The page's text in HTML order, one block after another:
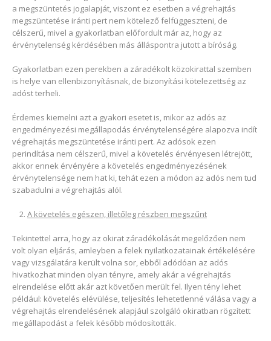
a megszüntetés jogalapját, viszont ez esetben a végrehajtás
megszüntetése iránti pert nem kötelező felfüggeszteni, de
célszerű, mivel a gyakorlatban előfordult már az, hogy az
érvénytelenség kérdésében más álláspontra jutott a bíróság.
Gyakorlatban ezen perekben a záradékolt közokirattal szemben
is helye van ellenbizonyításnak, de bizonyítási kötelezettség az
adóst terheli.
Érdemes kiemelni azt a gyakori esetet is, mikor az adós az
engedményezési megállapodás érvénytelenségére alapozva indít
végrehajtás megszüntetése iránti pert. Az adósok ezen
perindítása nem célszerű, mivel a követelés érvényesen létrejött,
akkor ennek érvényére a követelés engedményezésének
érvénytelensége nem hat ki, tehát ezen a módon az adós nem tud
szabadulni a végrehajtás alól.
A követelés egészen, illetőleg részben megszűnt
Tekintettel arra, hogy az okirat záradékolását megelőzően nem
volt olyan eljárás, amleyben a felek nyilatkozatainak értékelésére
vagy vizsgálatára került volna sor, ebből adódóan az adós
hivatkozhat minden olyan tényre, amely akár a végrehajtás
elrendelése előtt akár azt követően merült fel. Ilyen tény lehet
például: követelés elévülése, teljesítés lehetetlenné válása vagy a
végrehajtás elrendelésének alapjául szolgáló okiratban rögzített
megállapodást a felek később módosították.